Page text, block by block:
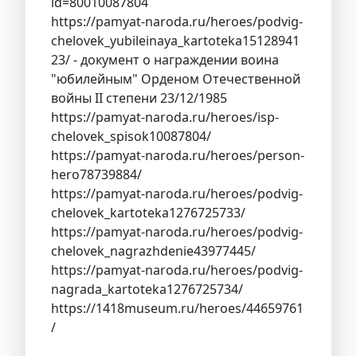
https://pamyat-naroda.ru/heroes/podvig-
chelovek_yubileinaya_kartoteka15128941
23/ - документ о награждении воина
"юбилейным" Орденом Отечественной
войны II степени 23/12/1985
https://pamyat-naroda.ru/heroes/isp-
chelovek_spisok10087804/
https://pamyat-naroda.ru/heroes/person-
hero78739884/
https://pamyat-naroda.ru/heroes/podvig-
chelovek_kartoteka1276725733/
https://pamyat-naroda.ru/heroes/podvig-
chelovek_nagrazhdenie43977445/
https://pamyat-naroda.ru/heroes/podvig-
nagrada_kartoteka1276725734/
https://1418museum.ru/heroes/44659761
/